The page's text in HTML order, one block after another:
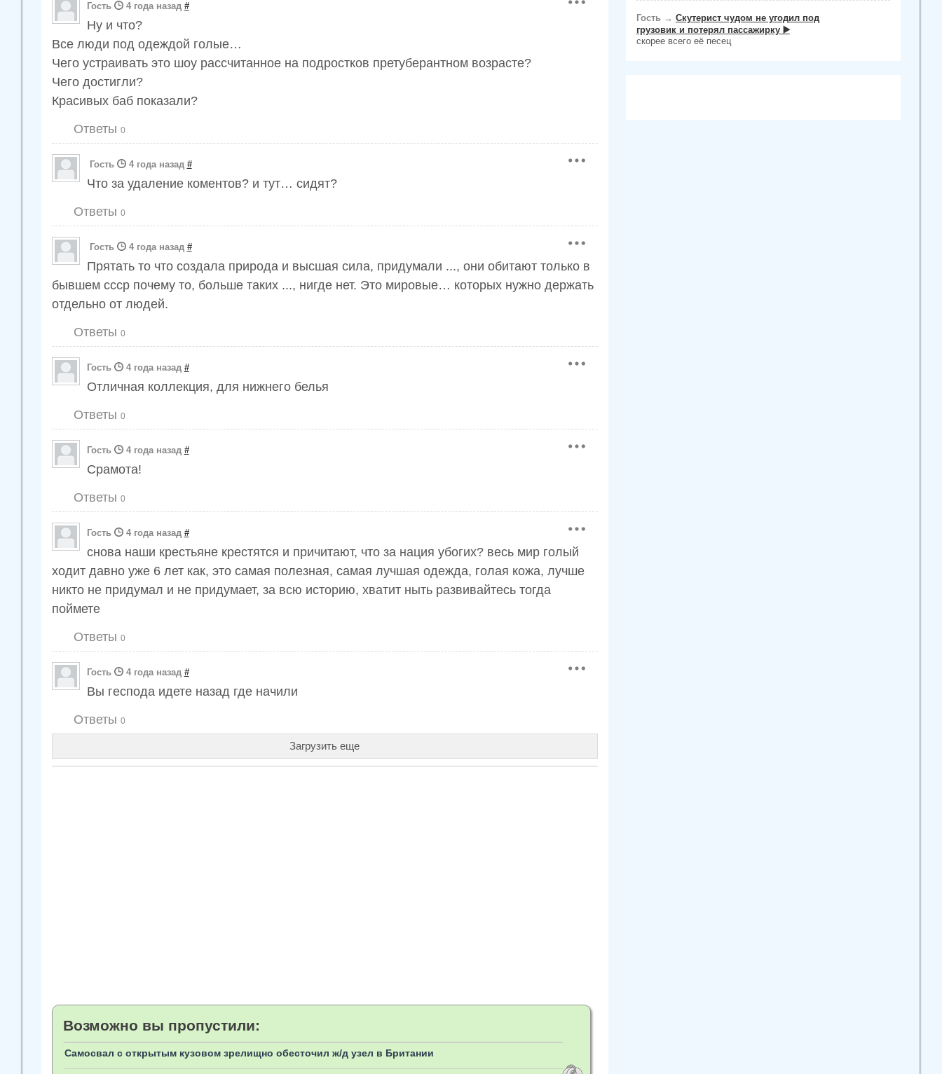
Гость 4 года назад #
Ну и что?
Все люди под одеждой голые…
Чего устраивать это шоу рассчитанное на подростков претуберантном возрасте?
Чего достигли?
Красивых баб показали?
Ответы 0
Гость 4 года назад #
Что за удаление коментов? и тут… сидят?
Ответы 0
Гость 4 года назад #
Прятать то что создала природа и высшая сила, придумали ..., они обитают только в
бывшем ссср почему то, больше таких ..., нигде нет. Это мировые… которых нужно держать
отдельно от людей.
Ответы 0
Гость 4 года назад #
Отличная коллекция, для нижнего белья
Ответы 0
Гость 4 года назад #
Срамота!
Ответы 0
Гость 4 года назад #
снова наши крестьяне крестятся и причитают, что за нация убогих? весь мир голый
ходит давно уже 6 лет как, это самая полезная, самая лучшая одежда, голая кожа, лучше
никто не придумал и не придумает, за всю историю, хватит ныть развивайтесь тогда
поймете
Ответы 0
Гость 4 года назад #
Вы геспода идете назад где начили
Ответы 0
Загрузить еще
Возможно вы пропустили:
Самосвал с открытым кузовом зрелищно обесточил ж/д узел в Британии
Гость → Скутерист чудом не угодил под
грузовик и потерял пассажирку ▶️
скорее всего её песец